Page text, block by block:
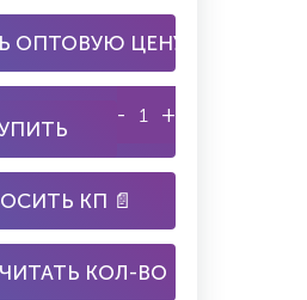
ОПТОВУЮ ЦЕНУ
- +
КП 📄
КОЛ-ВО